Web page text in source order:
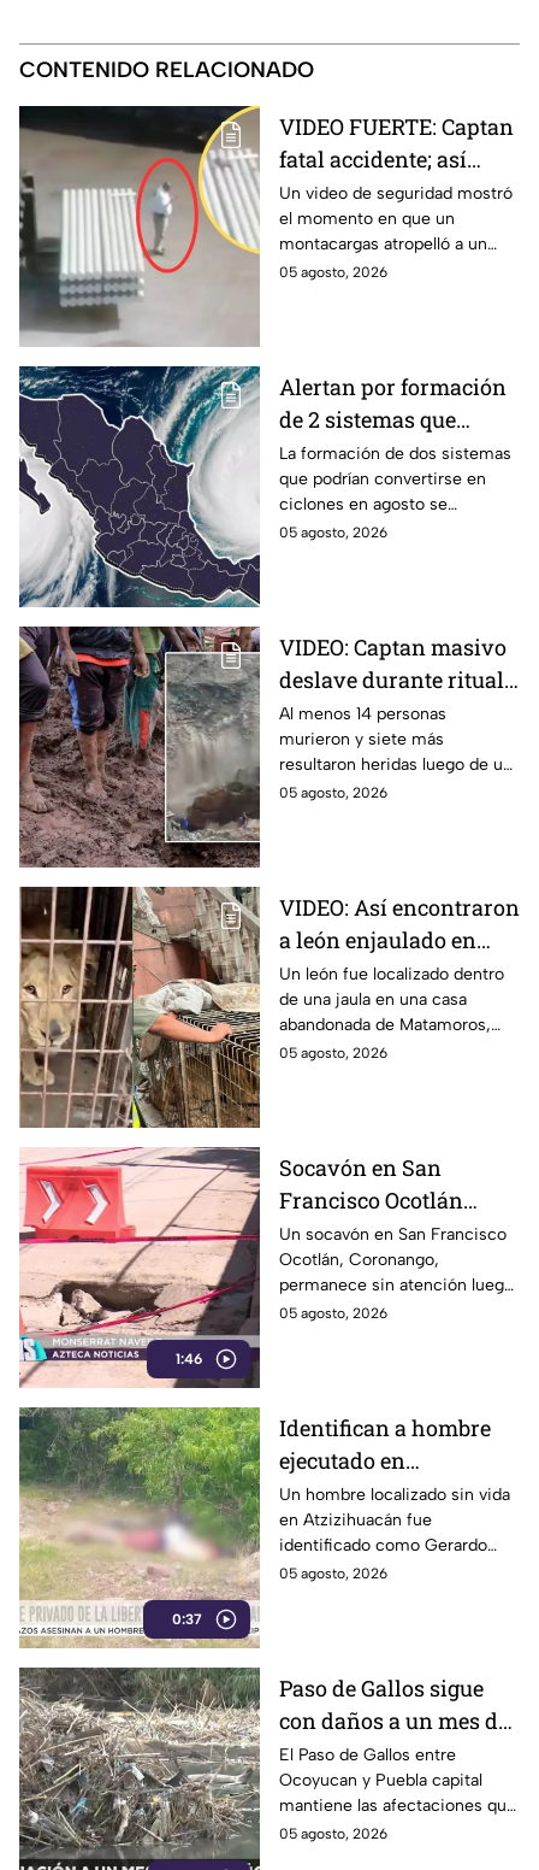
CONTENIDO RELACIONADO
VIDEO FUERTE: Captan
fatal accidente; así
montacargas atropelló
a trabajador distraído
en su celular
Un video de seguridad mostró
el momento en que un
montacargas atropelló a un
trabajador dentro de una planta
05 agosto, 2026
Alertan por formación
de 2 sistemas que
podrían convertirse en
ciclones en agosto:
¿Qué riesgo
representan?
La formación de dos sistemas
que podrían convertirse en
ciclones en agosto se
mantienen bajo vigilancia en el
05 agosto, 2026
VIDEO: Captan masivo
deslave durante ritual
religioso; dejó 23
peregrinos sin vida en
monasterio de Etiopía
Al menos 14 personas
murieron y siete más
resultaron heridas luego de un
deslave durante un ritual
05 agosto, 2026
VIDEO: Así encontraron
a león enjaulado en
casa abandonada en
Matamoros,
Tamaulipas
Un león fue localizado dentro
de una jaula en una casa
abandonada de Matamoros,
Tamaulipas. El hallazgo
05 agosto, 2026
1:46
Socavón en San
Francisco Ocotlán
permanece abierto tras
lluvias
Un socavón en San Francisco
Ocotlán, Coronango,
permanece sin atención luego
de formarse hace más de 15
05 agosto, 2026
0:37
Identifican a hombre
ejecutado en
Atzizihuacán; fue
privado de la libertad
Un hombre localizado sin vida
en Atzizihuacán fue
identificado como Gerardo
“N”, de 27 años, quien
05 agosto, 2026
Paso de Gallos sigue
con daños a un mes de
afectaciones por
lluvias
El Paso de Gallos entre
Ocoyucan y Puebla capital
mantiene las afectaciones que
dejó el aumento del nivel del
05 agosto, 2026